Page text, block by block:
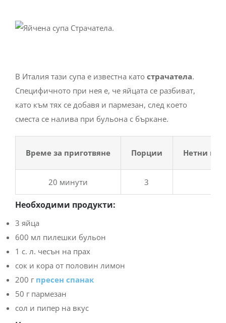
В Италия тази супа е известна като страчатела.
Специфичното при нея е, че яйцата се разбиват,
като към тях се добавя и пармезан, след което
сместа се налива при бульона с бъркане.
Време за приготвяне Порции Нетни
20 минути 3
Необходими продукти:
3 яйца
600 мл пилешки бульон
1 с. л. чесън на прах
сок и кора от половин лимон
200 г пресен спанак
50 г пармезан
сол и пипер на вкус